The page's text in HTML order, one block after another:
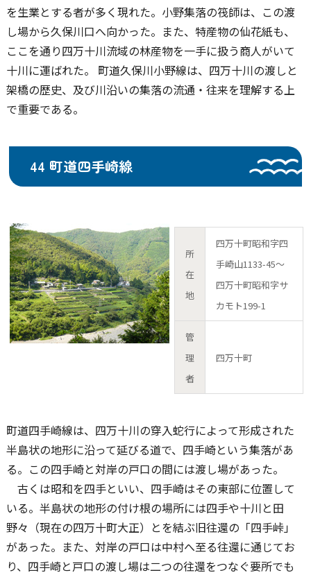
を生業とする者が多く現れた。小野集落の筏師は、この渡
し場から久保川口へ向かった。また、特産物の仙花紙も、
ここを通り四万十川流域の林産物を一手に扱う商人がいて
十川に運ばれた。 町道久保川小野線は、四万十川の渡しと
架橋の歴史、及び川沿いの集落の流通・往来を理解する上
で重要である。
44 町道四手崎線
所
在
地
四万十町昭和字四
手崎山1133-45～
四万十町昭和字サ
カモト199-1
管
理
者
四万十町
町道四手崎線は、四万十川の穿入蛇行によって形成された
半島状の地形に沿って延びる道で、四手崎という集落があ
る。この四手崎と対岸の戸口の間には渡し場があった。
古くは昭和を四手といい、四手崎はその東部に位置して
いる。半島状の地形の付け根の場所には四手や十川と田
野々（現在の四万十町大正）とを結ぶ旧往還の「四手峠」
があった。また、対岸の戸口は中村へ至る往還に通じてお
り、四手崎と戸口の渡し場は二つの往還をつなぐ要所でも